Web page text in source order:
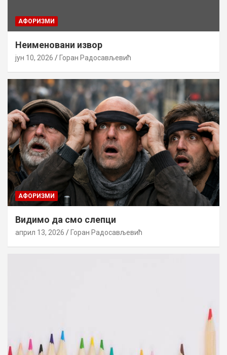
AФОРИЗМИ
Неименовани извор
јун 10, 2026 Горан Радосављевић
AФОРИЗМИ
Видимо да смо слепци
април 13, 2026 Горан Радосављевић